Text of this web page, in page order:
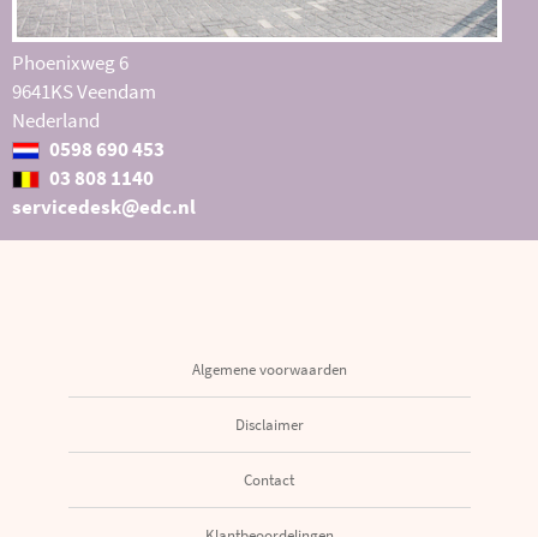
Phoenixweg 6
9641KS Veendam
Nederland
0598 690 453
03 808 1140
servicedesk@edc.nl
Algemene voorwaarden
Disclaimer
Contact